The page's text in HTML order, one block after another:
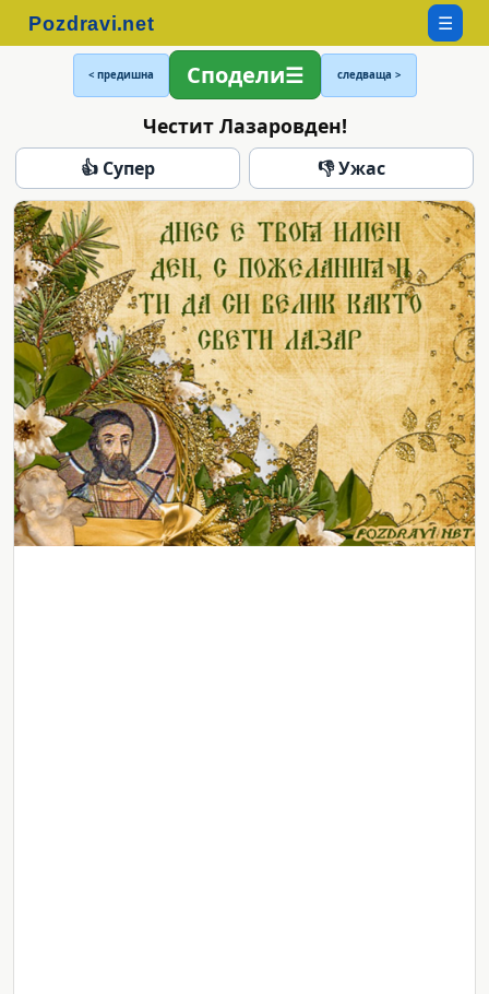
☰
< предишна Сподели следваща >
Честит Лазаровден!
👍 Супер 👎 Ужас